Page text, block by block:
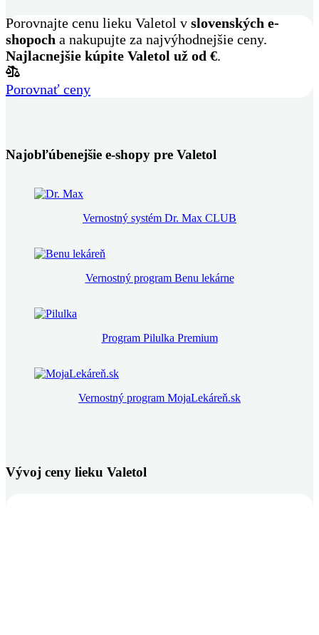
Porovnajte cenu lieku Valetol v slovenských e-
shopoch a nakupujte za najvýhodnejšie ceny.
Najlacnejšie kúpite Valetol už od €.
Porovnať ceny
Najobľúbenejšie e-shopy pre Valetol
Vernostný systém Dr. Max CLUB
Vernostný program Benu lekárne
Program Pilulka Premium
Vernostný program MojaLekáreň.sk
Vývoj ceny lieku Valetol